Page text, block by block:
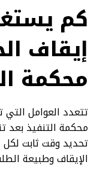
كم
إيقاف
محكمة
تتعدد العوامل
محكمة التنفيذ بعد
تحديد وقت ثابت لكل
الإيقاف وطبيعة